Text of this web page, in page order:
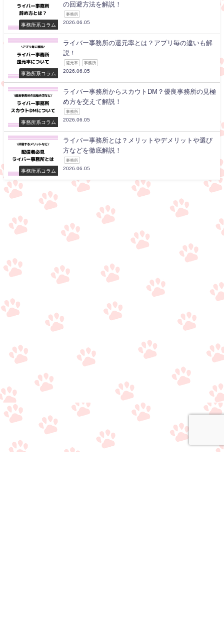
事務所系コラム
の回避方法を解説！
事務所
2026.06.05
事務所系コラム
ライバー事務所の還元率とは？アプリ毎の違いも解
説！
還元率 事務所
2026.06.05
事務所系コラム
ライバー事務所からスカウトDM？優良事務所の見極
め方を交えて解説！
事務所
2026.06.05
事務所系コラム
ライバー事務所とは？メリットやデメリットや選び
方などを徹底解説！
事務所
2026.06.05